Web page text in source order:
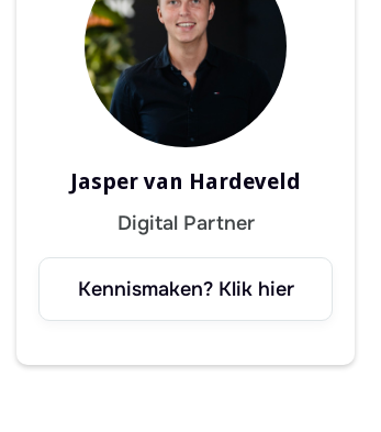
Jasper van Hardeveld
Digital Partner
Kennismaken? Klik hier